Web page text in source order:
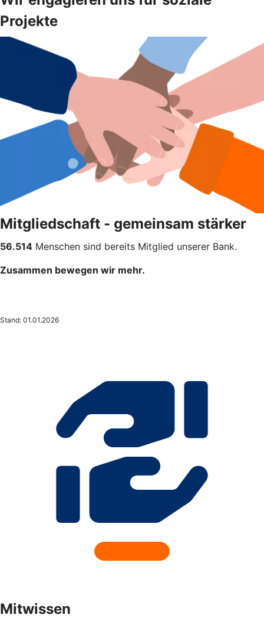
Projekte
Mitgliedschaft - gemeinsam stärker
56.514 Menschen sind bereits Mitglied unserer Bank.
Zusammen bewegen wir mehr.
Stand: 01.01.2026
Mitwissen